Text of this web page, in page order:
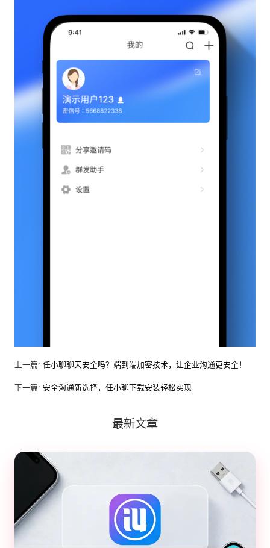
上一篇: 任小聊聊天安全吗？端到端加密技术，让企业沟通更安全！
下一篇: 安全沟通新选择，任小聊下载安装轻松实现
最新文章